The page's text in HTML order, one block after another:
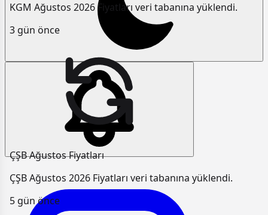
KGM Ağustos 2026 Fiyatları veri tabanına yüklendi.
3 gün önce
ÇŞB Ağustos Fiyatları
ÇŞB Ağustos 2026 Fiyatları veri tabanına yüklendi.
5 gün önce